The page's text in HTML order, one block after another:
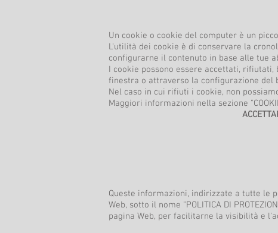
Un cookie o cookie del computer è un
L'utilità dei cookie è di conservare la
configurarne il contenuto in base alle tue
I cookie possono essere accettati,
finestra o attraverso la configurazione del
Nel caso in cui rifiuti i cookie, non
Maggiori informazioni nella sezione
Queste informazioni, indirizzate a tutte le
Web, sotto il nome "POLITICA DI
pagina Web, per facilitarne la visibilità e